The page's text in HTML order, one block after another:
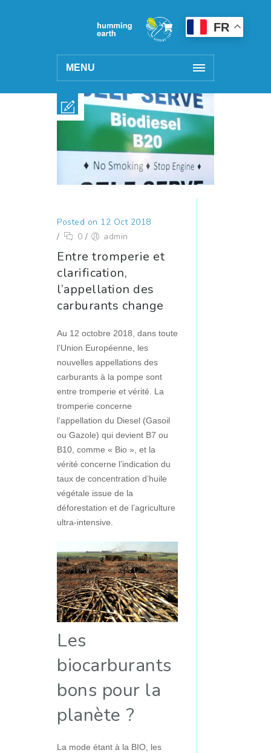
MENU
FR
Posted on 12 Oct 2018
/
0 / admin
Entre tromperie et
clarification,
l’appellation des
carburants change
Au 12 octobre 2018, dans toute
l’Union Européenne, les
nouvelles appellations des
carburants à la pompe sont
entre tromperie et vérité. La
tromperie concerne
l’appellation du Diesel (Gasoil
ou Gazole) qui devient B7 ou
B10, comme « Bio », et la
vérité concerne l’indication du
taux de concentration d’huile
végétale issue de la
déforestation et de l’agriculture
ultra-intensive.
Les
biocarburants
bons pour la
planète ?
La mode étant à la BIO, les